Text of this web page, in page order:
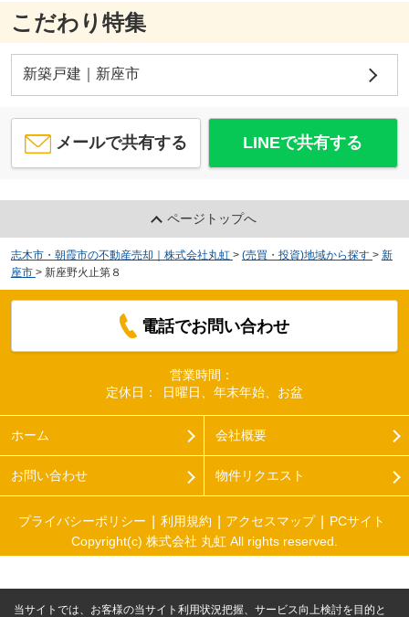
こだわり特集
新築戸建｜新座市
メールで共有する LINEで共有する
ページトップへ
志木市・朝霞市の不動産売却｜株式会社丸虹 > (売買・投資)地域から探す > 新
座市 > 新座野火止第８
電話でお問い合わせ
営業時間：
定休日：
日曜日、年末年始、お盆
ホーム 会社概要
お問い合わせ 物件リクエスト
プライバシーポリシー 利用規約 アクセスマップ
PCサイト
Copyright(c) 株式会社 丸虹 All rights reserved.
当サイトでは、お客様の当サイト利用状況把握、サービス向上検討を目的と